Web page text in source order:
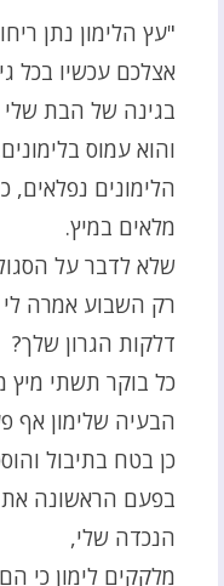
"עץ הלימון נתן
אצלכם עכשיו בכל
בגינה של הבת שלי
והוא עמוס
הלימונים
מלאים במיץ.
שלא לדבר על
רק השבוע אמרה
דלקות הגרון שלך?
כל בוקר תשתי מיץ
הבעיה שלימון אף
כן בטח בתיבול
בפעם הראשונה את
הנכדה שלי,
מלקקים לימון כי